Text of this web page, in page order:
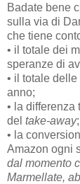
Badate bene
sulla via di
che tiene
• il totale dei
speranze di
• il totale
anno;
• la differenza
del take-away;
• la
Amazon ogni
dal momento
Marmellate,